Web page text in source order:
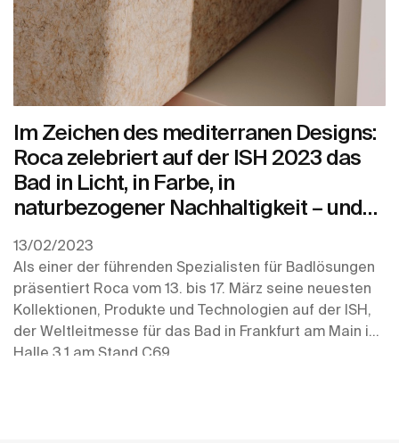
Im Zeichen des mediterranen Designs:
Roca zelebriert auf der ISH 2023 das
Bad in Licht, in Farbe, in
naturbezogener Nachhaltigkeit – und
13/02/2023
Als einer der führenden Spezialisten für Badlösungen
präsentiert Roca vom 13. bis 17. März seine neuesten
Kollektionen, Produkte und Technologien auf der ISH,
der Weltleitmesse für das Bad in Frankfurt am Main in
Halle 3.1 am Stand C69.